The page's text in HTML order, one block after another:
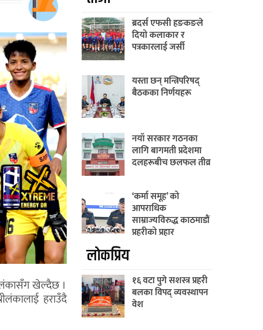
खेल्दैछ ।
हराउँदै
ब्रदर्स एफसी हङकङले
दियो कलाकार र
पत्रकारलाई जर्सी
यस्ता छन् मन्त्रिपरिषद्
बैठकका निर्णयहरू
नयाँ सरकार गठनका
लागि बागमती प्रदेशमा
दलहरूबीच छलफल तीव्र
‘कर्मा समूह’ को
आपराधिक
साम्राज्यविरुद्ध काठमाडौं
प्रहरीको प्रहार
लाेकप्रिय
१६ वटा पुगे सशस्त्र प्रहरी
बलका विपद् व्यवस्थापन
वेश